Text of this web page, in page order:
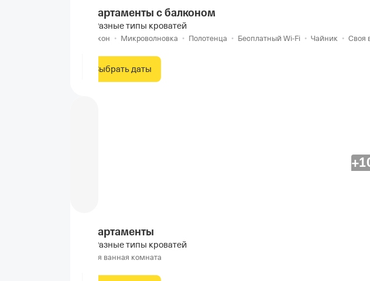
Апартаменты с балконом
Разные типы кроватей
Балкон • Микроволновка • Полотенца • Бесплатный Wi-Fi • Чайник • Своя
Выбрать даты
Апартаменты
Разные типы кроватей
Своя ванная комната